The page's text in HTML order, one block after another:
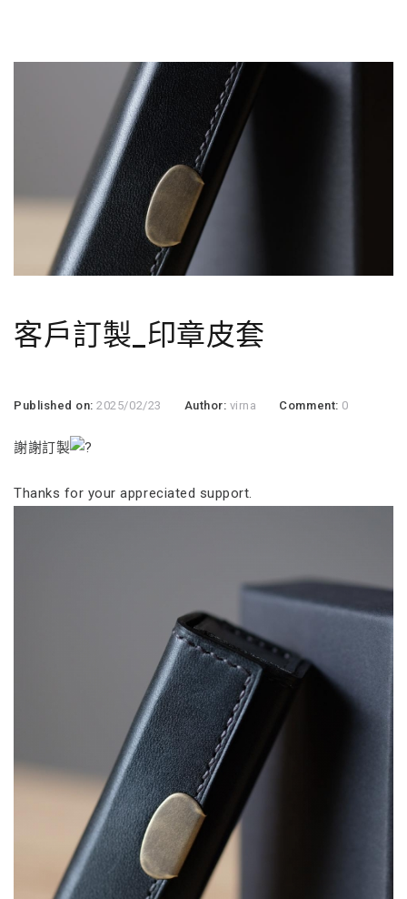
客戶訂製_印章皮套
Published on:2025/02/23 Author: virna Comment: 0
謝謝訂製
Thanks for your appreciated support.